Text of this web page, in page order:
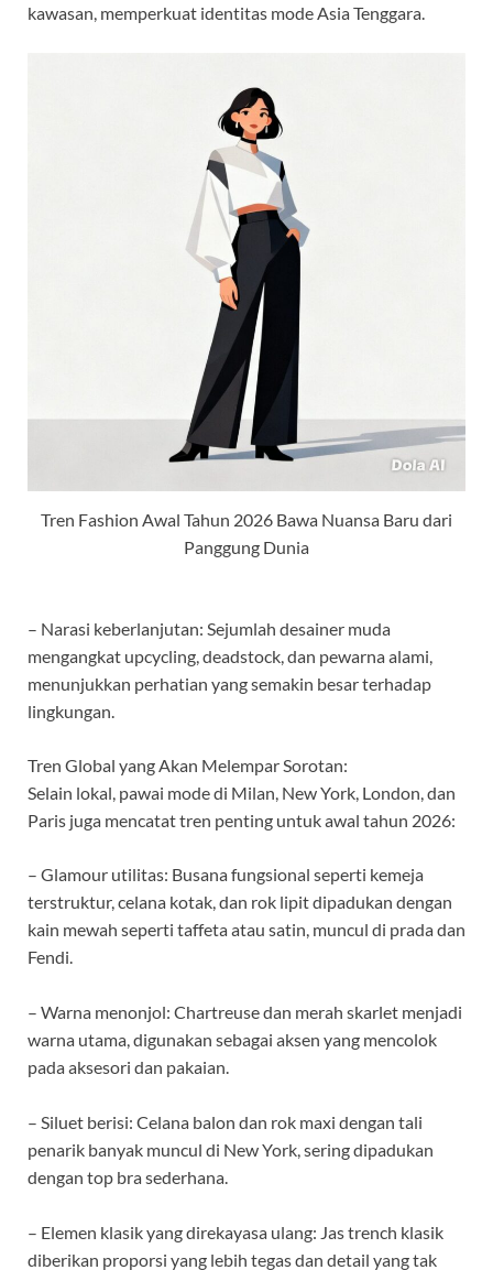
kawasan, memperkuat identitas mode Asia Tenggara.
Tren Fashion Awal Tahun 2026 Bawa Nuansa Baru dari
Panggung Dunia
– Narasi keberlanjutan: Sejumlah desainer muda
mengangkat upcycling, deadstock, dan pewarna alami,
menunjukkan perhatian yang semakin besar terhadap
lingkungan.
Tren Global yang Akan Melempar Sorotan:
Selain lokal, pawai mode di Milan, New York, London, dan
Paris juga mencatat tren penting untuk awal tahun 2026:
– Glamour utilitas: Busana fungsional seperti kemeja
terstruktur, celana kotak, dan rok lipit dipadukan dengan
kain mewah seperti taffeta atau satin, muncul di prada dan
Fendi.
– Warna menonjol: Chartreuse dan merah skarlet menjadi
warna utama, digunakan sebagai aksen yang mencolok
pada aksesori dan pakaian.
– Siluet berisi: Celana balon dan rok maxi dengan tali
penarik banyak muncul di New York, sering dipadukan
dengan top bra sederhana.
– Elemen klasik yang direkayasa ulang: Jas trench klasik
diberikan proporsi yang lebih tegas dan detail yang tak